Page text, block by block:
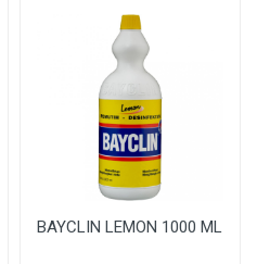
BAYCLIN LEMON 1000 ML